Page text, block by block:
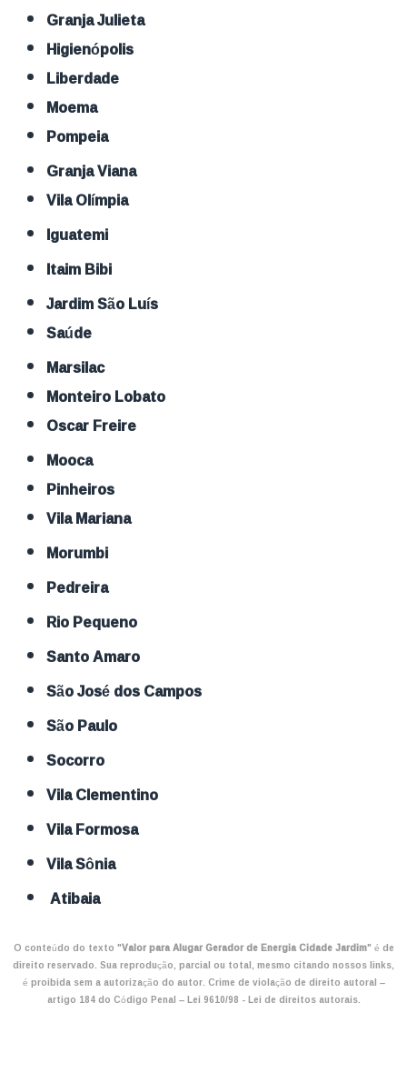
Granja Julieta
Higienópolis
Liberdade
Moema
Pompeia
Granja Viana
Vila Olímpia
Iguatemi
Itaim Bibi
Jardim São Luís
Saúde
Marsilac
Monteiro Lobato
Oscar Freire
Mooca
Pinheiros
Vila Mariana
Morumbi
Pedreira
Rio Pequeno
Santo Amaro
São José dos Campos
São Paulo
Socorro
Vila Clementino
Vila Formosa
Vila Sônia
Atibaia
O conteúdo do texto "Valor para Alugar Gerador de Energia Cidade Jardim" é de
direito reservado. Sua reprodução, parcial ou total, mesmo citando nossos links,
é proibida sem a autorização do autor. Crime de violação de direito autoral –
artigo 184 do Código Penal –Lei 9610/98 - Lei de direitos autorais.